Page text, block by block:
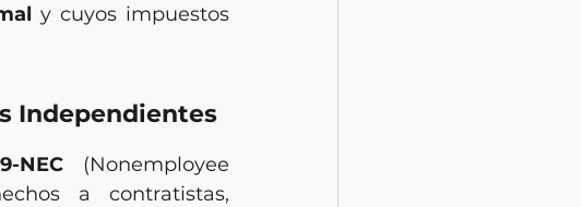
y cuyos impuestos
Independientes
NEC (Nonemployee
a contratistas,